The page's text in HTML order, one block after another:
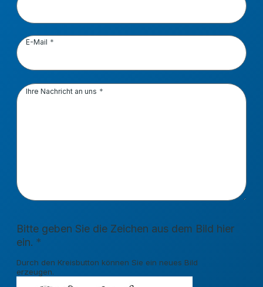
E-Mail
Ihre Nachricht an uns
Bitte geben Sie die Zeichen aus dem Bild hier
ein.
Durch den Kreisbutton können Sie ein neues Bild
erzeugen.